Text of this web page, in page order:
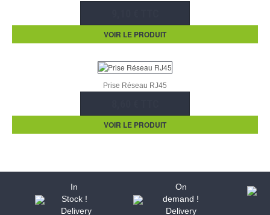
VOIR LE PRODUIT
Prise Réseau RJ45
VOIR LE PRODUIT
In
Stock !
Delivery
On
demand !
Delivery